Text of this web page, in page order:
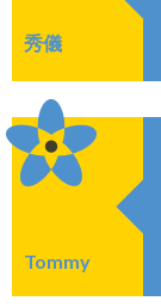
秀儀
Tommy